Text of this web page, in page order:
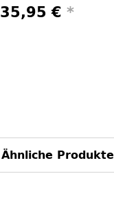
35,95 € *
Ähnliche Produkte